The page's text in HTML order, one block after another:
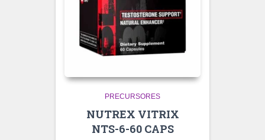
PRECURSORES
NUTREX VITRIX
NTS-6-60 CAPS